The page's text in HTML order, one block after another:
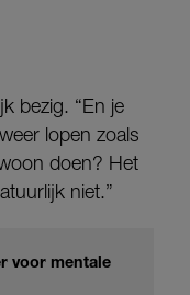
bezig. “En je
lopen zoals
doen? Het
niet.”
voor mentale